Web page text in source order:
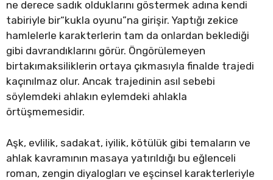
ne derece sadık olduklarını göstermek adına kendi
tabiriyle bir“kukla oyunu”na girişir. Yaptığı zekice
hamlelerle karakterlerin tam da onlardan beklediği
gibi davrandıklarını görür. Öngörülemeyen
birtakımaksiliklerin ortaya çıkmasıyla finalde trajedi
kaçınılmaz olur. Ancak trajedinin asıl sebebi
söylemdeki ahlakın eylemdeki ahlakla
örtüşmemesidir.
Aşk, evlilik, sadakat, iyilik, kötülük gibi temaların ve
ahlak kavramının masaya yatırıldığı bu eğlenceli
roman, zengin diyalogları ve eşcinsel karakterleriyle